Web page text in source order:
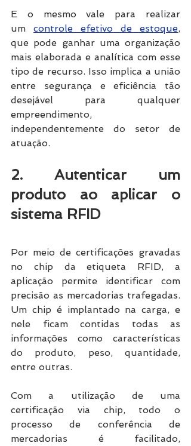
E o mesmo vale para realizar
um controle efetivo de estoque,
que pode ganhar uma organização
mais elaborada e analítica com esse
tipo de recurso. Isso implica a união
entre segurança e eficiência tão
desejável para qualquer
empreendimento,
independentemente do setor de
atuação.
2. Autenticar um
produto ao aplicar o
sistema RFID
Por meio de certificações gravadas
no chip da etiqueta RFID, a
aplicação permite identificar com
precisão as mercadorias trafegadas.
Um chip é implantado na carga, e
nele ficam contidas todas as
informações como características
do produto, peso, quantidade,
entre outras.
Com a utilização de uma
certificação via chip, todo o
processo de conferência de
mercadorias é facilitado,